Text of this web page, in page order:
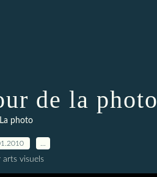
de la photo
La photo
arts visuels